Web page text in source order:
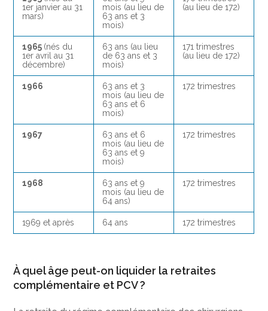
1er janvier au 31
mars)
mois (au lieu de
63 ans et 3
mois)
(au lieu de 172)
1965 (nés du
1er avril au 31
décembre)
63 ans (au lieu
de 63 ans et 3
mois)
171 trimestres
(au lieu de 172)
1966
63 ans et 3
mois (au lieu de
63 ans et 6
mois)
172 trimestres
1967
63 ans et 6
mois (au lieu de
63 ans et 9
mois)
172 trimestres
1968
63 ans et 9
mois (au lieu de
64 ans)
172 trimestres
1969 et après 64 ans 172 trimestres
À quel âge peut-on liquider la retraites
complémentaire et PCV ?